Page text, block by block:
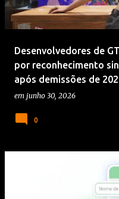
Desenvolvedores de
por reconhecimento
após demissões de
em junho 30, 2026
0